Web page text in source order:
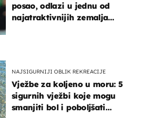
NAJSIGURNIJI OBLIK REKREACIJE
Vježbe za koljeno u moru: 5
sigurnih vježbi koje mogu
smanjiti bol i poboljšati
posao, odlazi u jednu od
najatraktivnijih zemalja